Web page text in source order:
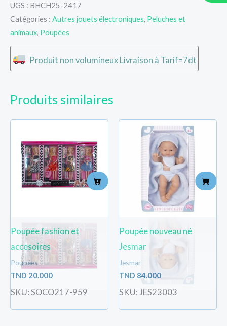
UGS : BHCH25-2417
Catégories : Autres jouets électroniques, Peluches et
animaux, Poupées
Produit non volumineux Livraison à Tarif=7dt
Produits similaires
Poupée fashion et
accesoires
Poupées
TND 20.000
SKU: SOCO217-959
Poupée nouveau né
Jesmar
Jesmar
TND 84.000
SKU: JES23003